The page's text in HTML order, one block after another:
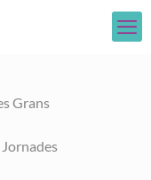
Grans
Jornades